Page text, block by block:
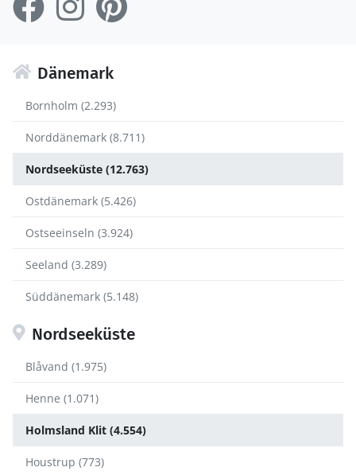
Dänemark
Bornholm (2.293)
Norddänemark (8.711)
Nordseeküste (12.763)
Ostdänemark (5.426)
Ostseeinseln (3.924)
Seeland (3.289)
Süddänemark (5.148)
Nordseeküste
Blåvand (1.975)
Henne (1.071)
Holmsland Klit (4.554)
Houstrup (773)